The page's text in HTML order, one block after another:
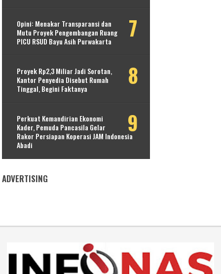
Opini: Menakar Transparansi dan
Mutu Proyek Pengembangan Ruang
PICU RSUD Bayu Asih Purwakarta
Proyek Rp2,3 Miliar Jadi Sorotan,
Kantor Penyedia Disebut Rumah
Tinggal, Begini Faktanya
Perkuat Kemandirian Ekonomi
Kader, Pemuda Pancasila Gelar
Rakor Persiapan Koperasi JAM Indonesia
Abadi
ADVERTISING